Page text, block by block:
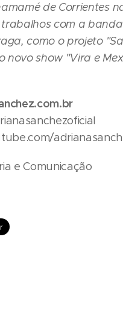
de Corrientes
com a
como o projeto
novo show "Vira e
e Comunicação